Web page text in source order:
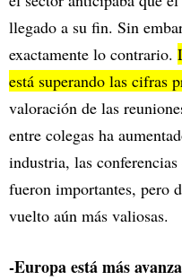
llegado a su fin. Sin
exactamente lo contrario.
está superando las cifras
valoración de las
entre colegas ha
industria, las
fueron importantes, pero
vuelto aún más valiosas.
-Europa está más